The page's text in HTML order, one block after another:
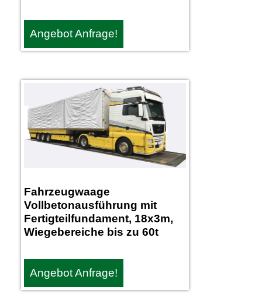
Angebot Anfrage!
Fahrzeugwaage
Vollbetonausführung mit
Fertigteilfundament, 18x3m,
Wiegebereiche bis zu 60t
Angebot Anfrage!